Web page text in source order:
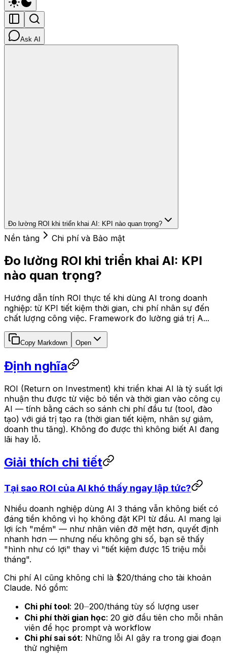
Ask AI
Đo lường ROI khi triển khai AI: KPI nào quan trọng?
Nền tảng Chi phí và Bảo mật
Đo lường ROI khi triển khai AI: KPI
nào quan trọng?
Hướng dẫn tính ROI thực tế khi dùng AI trong doanh
nghiệp: từ KPI tiết kiệm thời gian, chi phí nhân sự đến
chất lượng công việc. Framework đo lường giá trị A...
Copy Markdown Open
Định nghĩa
ROI (Return on Investment) khi triển khai AI là tỷ suất lợi
nhuận thu được từ việc bỏ tiền và thời gian vào công cụ
AI — tính bằng cách so sánh chi phí đầu tư (tool, đào
tạo) với giá trị tạo ra (thời gian tiết kiệm, nhân sự giảm,
doanh thu tăng). Không đo được thì không biết AI đang
lãi hay lỗ.
Giải thích chi tiết
Tại sao ROI của AI khó thấy ngay lập tức?
Nhiều doanh nghiệp dùng AI 3 tháng vẫn không biết có
đáng tiền không vì họ không đặt KPI từ đầu. AI mang lại
lợi ích "mềm" — như nhân viên đỡ mệt hơn, quyết định
nhanh hơn — nhưng nếu không ghi số, bạn sẽ thấy
"hình như có lợi" thay vì "tiết kiệm được 15 triệu mỗi
tháng".
Chi phí AI cũng không chỉ là $20/tháng cho tài khoản
Claude. Nó gồm:
Chi phí tool: 20–
20–200/tháng tùy số lượng user
Chi phí thời gian học: 20 giờ đầu tiên cho mỗi nhân
viên để học prompt và workflow
Chi phí sai sót: Những lỗi AI gây ra trong giai đoạn
thử nghiệm